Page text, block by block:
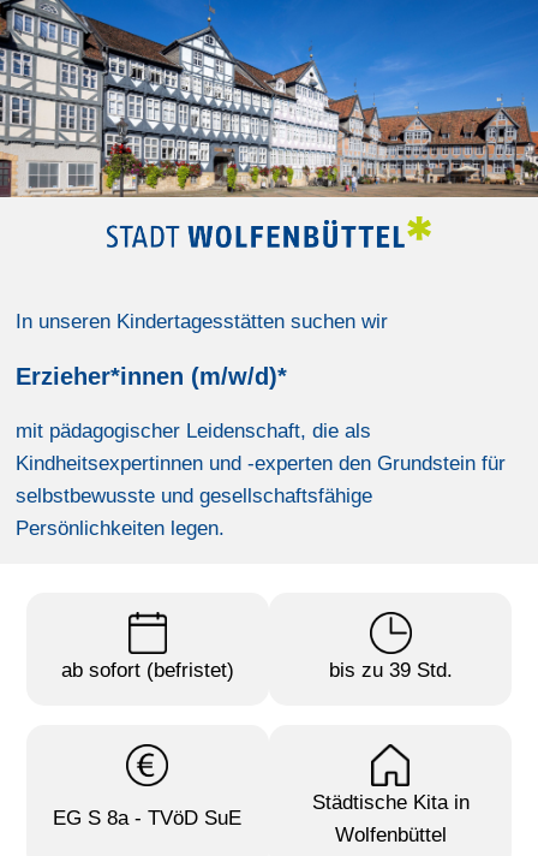
In unseren Kindertagesstätten suchen wir
Erzieher*innen (m/w/d)*
mit pädagogischer Leidenschaft, die als
Kindheitsexpertinnen und -experten den Grundstein für
selbstbewusste und gesellschaftsfähige
Persönlichkeiten legen.
ab sofort (befristet) bis zu 39 Std.
EG S 8a - TVöD SuE
Städtische Kita in
Wolfenbüttel